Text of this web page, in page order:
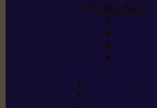
STIHL Kits